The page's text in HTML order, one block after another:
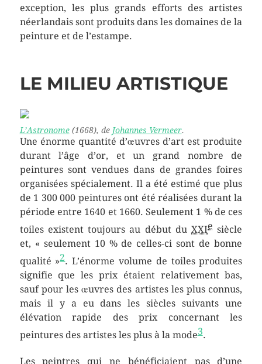
exception, les plus grands efforts des artistes
néerlandais sont produits dans les domaines de la
peinture et de l’estampe.
LE MILIEU ARTISTIQUE
L’Astronome(1668), de Johannes Vermeer.
Une énorme quantité d’œuvres d’art est produite
durant l’âge d’or, et un grand nombre de
peintures sont vendues dans de grandes foires
organisées spécialement. Il a été estimé que plus
de 1 300 000 peintures ont été réalisées durant la
période entre 1640 et 1660. Seulement 1 % de ces
toiles existent toujours au début duXXIe siècle
et, « seulement 10 % de celles-ci sont de bonne
qualité »2. L’énorme volume de toiles produites
signifie que les prix étaient relativement bas,
sauf pour les œuvres des artistes les plus connus,
mais il y a eu dans les siècles suivants une
élévation rapide des prix concernant les
peintures des artistes les plus à la mode3.
Les peintres qui ne bénéficiaient pas d’une